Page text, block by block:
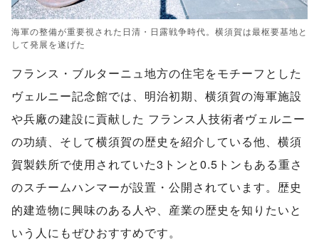
海軍の整備が重要視された日清・日露戦争時代。横須賀は最枢要基地と
して発展を遂げた
フランス・ブルターニュ地方の住宅をモチーフとした
ヴェルニー記念館では、明治初期、横須賀の海軍施設
や兵廠の建設に貢献した フランス人技術者ヴェルニー
の功績、そして横須賀の歴史を紹介している他、横須
賀製鉄所で使用されていた3トンと0.5トンもある重さ
のスチームハンマーが設置・公開されています。歴史
的建造物に興味のある人や、産業の歴史を知りたいと
いう人にもぜひおすすめです。